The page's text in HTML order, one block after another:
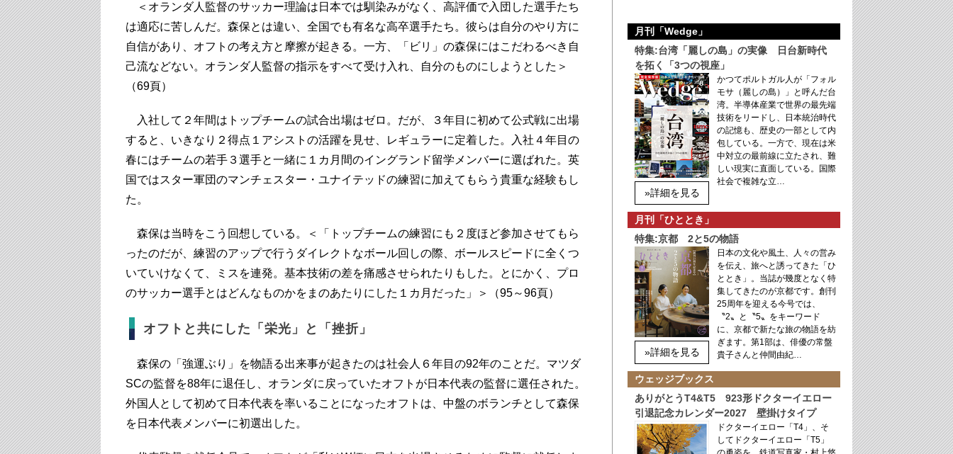
＜オランダ人監督のサッカー理論は日本では馴染みがなく、高評価で入団した選手たち
は適応に苦しんだ。森保とは違い、全国でも有名な高卒選手たち。彼らは自分のやり方に
自信があり、オフトの考え方と摩擦が起きる。一方、「ビリ」の森保にはこだわるべき自
己流などない。オランダ人監督の指示をすべて受け入れ、自分のものにしようとした＞
（69頁）
入社して２年間はトップチームの試合出場はゼロ。だが、３年目に初めて公式戦に出場
すると、いきなり２得点１アシストの活躍を見せ、レギュラーに定着した。入社４年目の
春にはチームの若手３選手と一緒に１カ月間のイングランド留学メンバーに選ばれた。英
国ではスター軍団のマンチェスター・ユナイテッドの練習に加えてもらう貴重な経験もし
た。
森保は当時をこう回想している。＜「トップチームの練習にも２度ほど参加させてもら
ったのだが、練習のアップで行うダイレクトなボール回しの際、ボールスピードに全くつ
いていけなくて、ミスを連発。基本技術の差を痛感させられたりもした。とにかく、プロ
のサッカー選手とはどんなものかをまのあたりにした１カ月だった」＞（95～96頁）
オフトと共にした「栄光」と「挫折」
森保の「強運ぶり」を物語る出来事が起きたのは社会人６年目の92年のことだ。マツダ
SCの監督を88年に退任し、オランダに戻っていたオフトが日本代表の監督に選任された。
外国人として初めて日本代表を率いることになったオフトは、中盤のボランチとして森保
を日本代表メンバーに初選出した。
月刊「Wedge」
特集:台湾「麗しの島」の実像 日台新時代
を拓く「3つの視座」
»詳細を見る
かつてポルトガル人が「フォル
モサ（麗しの島）」と呼んだ台
湾。半導体産業で世界の最先端
技術をリードし、日本統治時代
の記憶も、歴史の一部として内
包している。一方で、現在は米
中対立の最前線に立たされ、難
しい現実に直面している。国際
社会で複雑な立…
月刊「ひととき」
特集:京都 2と5の物語
»詳細を見る
日本の文化や風土、人々の営み
を伝え、旅へと誘ってきた「ひ
ととき」。当誌が幾度となく特
集してきたのが京都です。創刊
25周年を迎える今号では、
〝2〟と〝5〟をキーワード
に、京都で新たな旅の物語を紡
ぎます。第1部は、俳優の常盤
貴子さんと仲間由紀…
ウェッジブックス
ありがとうT4&T5 923形ドクターイエロー
引退記念カレンダー2027 壁掛けタイプ
ドクターイエロー「T4」、そ
してドクターイエロー「T5」